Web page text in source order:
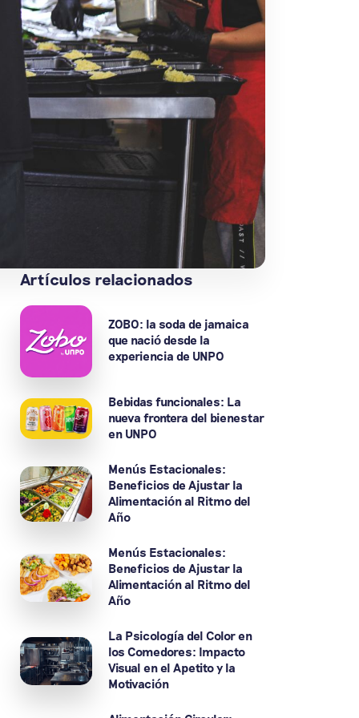
Artículos relacionados
ZOBO: la soda de jamaica
que nació desde la
experiencia de UNPO
Bebidas funcionales: La
nueva frontera del bienestar
en UNPO
Menús Estacionales:
Beneficios de Ajustar la
Alimentación al Ritmo del
Año
Menús Estacionales:
Beneficios de Ajustar la
Alimentación al Ritmo del
Año
La Psicología del Color en
los Comedores: Impacto
Visual en el Apetito y la
Motivación